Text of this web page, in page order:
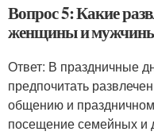
Вопрос 5: Какие
женщины и
Ответ: В праздничные
предпочитать
общению и
посещение семейных и